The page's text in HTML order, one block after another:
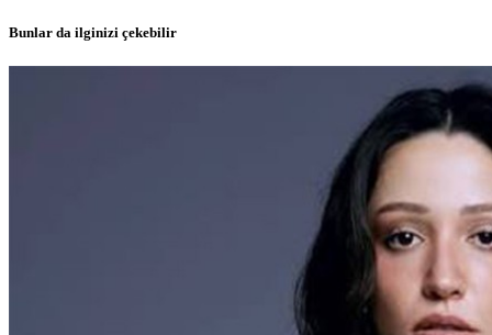
Bunlar da ilginizi çekebilir